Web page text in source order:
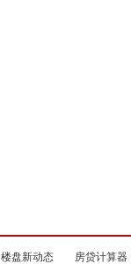
楼盘新动态 房贷计算器